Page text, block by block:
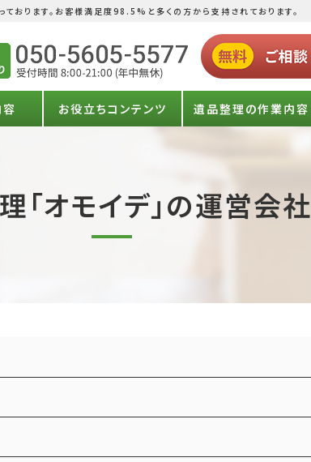
おります。お客様満足度98.5%と多くの方から支持されております。
お役立ちコンテンツ 遺品整理の作業内容
「オモイデ」の運営会社